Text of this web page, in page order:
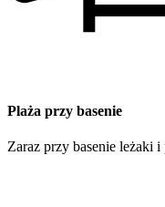
Plaża przy basenie
Zaraz przy basenie leżaki i